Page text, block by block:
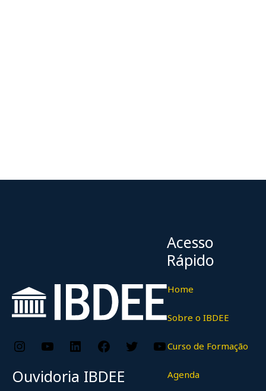
Instagram
YouTube
LinkedIn
Facebook
Twitter
YouTube
Ouvidoria IBDEE
Acesso
Rápido
Home
Sobre o IBDEE
Curso de Formação
Agenda